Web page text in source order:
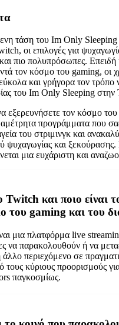
τάση του Im Only
οι επιλογές για
πιο πολυπρόσωπες. Επειδή
τον κόσμο του gaming, οι
και γρήγορα τον τρόπο
του Im Only Sleeping στην
εξερευνήσετε τον κόσμο
προγράμματα που
του στριμινγκ και
ψυχαγωγίας και
μια ευχάριστη και
Twitch και ποιο είναι
του gaming και του
μια πλατφόρμα live
να παρακολουθούν ή να
άλλο περιεχόμενο σε
τους κύριους προορισμούς
παγκοσμίως.